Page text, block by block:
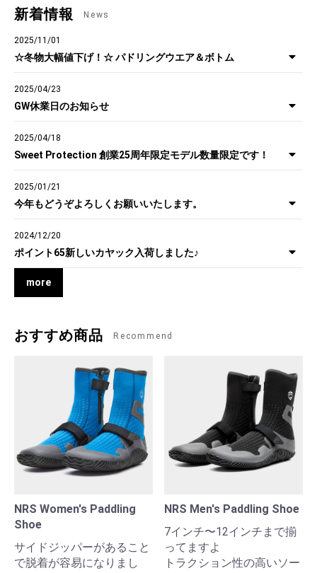
新着情報 News
2025/11/01
☆冬物大幅値下げ！☆ パドリングウエア＆ボトム
2025/04/23
GW休業日のお知らせ
2025/04/18
Sweet Protection 創業25周年限定モデル数量限定です！
2025/01/21
今年もどうぞよろしくお願いいたします。
2024/12/20
ポイント65新しいカヤック入荷しました♪
more
おすすめ商品 Recommend
NRS Women's Paddling
Shoe
サイドジッパーがあること
で脱着が容易になりまし
NRS Men's Paddling Shoe
7インチ〜12インチまで揃
ってますよ
トラクション性の高いソー